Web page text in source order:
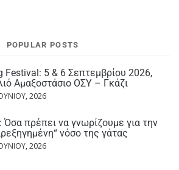
POPULAR POSTS
Festival: 5 & 6 Σεπτεμβρίου 2026,
Αμαξοστάσιο ΟΣΥ – Γκάζι
2026
Όσα πρέπει να γνωρίζουμε για την
νόσο της γάτας
2026